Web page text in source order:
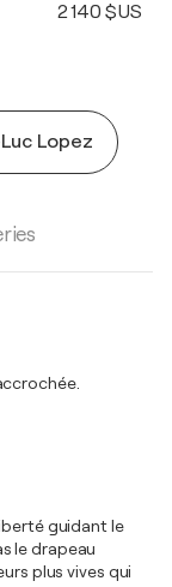
2 140 $US
Lopez
guidant le
le drapeau
plus vives qui